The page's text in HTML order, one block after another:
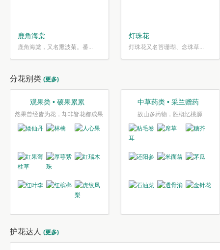
鹿角海棠
鹿角海棠，又名熏波菊。番...
灯珠花
灯珠花又名苔珊瑚、念珠草...
分花别类 (更多)
观果类 • 硕果累累
然果曾经皆为花，却非皆花都成果
中草药类 • 采兰赠药
故山多药物，胜概忆桃源
护花达人 (更多)